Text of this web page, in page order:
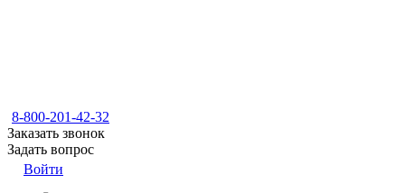
8-800-201-42-32
Заказать звонок
Задать вопрос
Войти